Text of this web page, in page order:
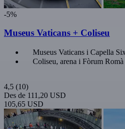
-5%
Museus Vaticans + Coliseu
Museus Vaticans i Capella
Coliseu, arena i Fòrum
4,5 (10)
Des de 111,20 USD
105,65 USD